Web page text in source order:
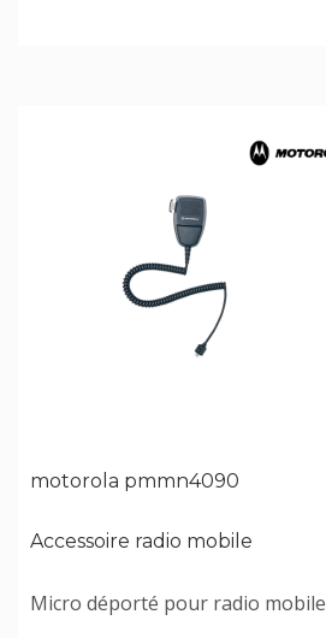
motorola pmmn4090
Accessoire radio mobile
Micro déporté pour radio mobile